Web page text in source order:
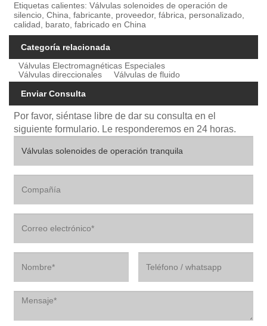
Etiquetas calientes: Válvulas solenoides de operación de
silencio, China, fabricante, proveedor, fábrica, personalizado,
calidad, barato, fabricado en China
Categoría relacionada
Válvulas Electromagnéticas Especiales
Válvulas direccionales
Válvulas de fluido
Enviar Consulta
Por favor, siéntase libre de dar su consulta en el
siguiente formulario. Le responderemos en 24 horas.